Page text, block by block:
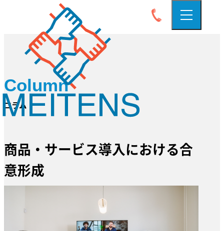
Column
コラム
商品・サービス導入における合
意形成